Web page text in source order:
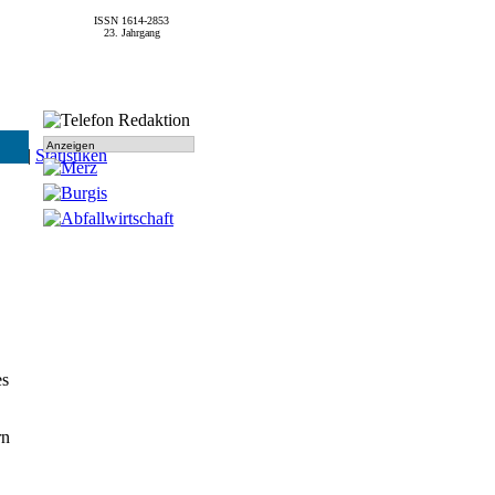
Anzeigen
ISSN 1614-2853
23. Jahrgang
| Statistiken